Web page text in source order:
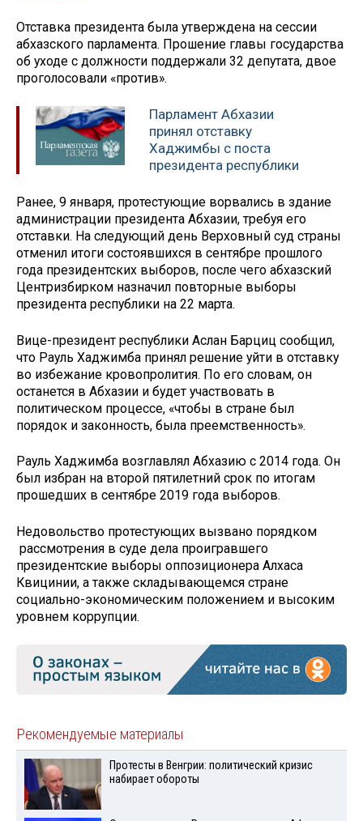
Отставка президента была утверждена на сессии
абхазского парламента. Прошение главы государства
об уходе с должности поддержали 32 депутата, двое
проголосовали «против».
Парламент Абхазии
принял отставку
Хаджимбы с поста
президента республики
Ранее, 9 января, протестующие ворвались в здание
администрации президента Абхазии, требуя его
отставки. На следующий день Верховный суд страны
отменил итоги состоявшихся в сентябре прошлого
года президентских выборов, после чего абхазский
Центризбирком назначил повторные выборы
президента республики на 22 марта.
Вице-президент республики Аслан Барциц сообщил,
что Рауль Хаджимба принял решение уйти в отставку
во избежание кровопролития. По его словам, он
останется в Абхазии и будет участвовать в
политическом процессе, «чтобы в стране был
порядок и законность, была преемственность».
Рауль Хаджимба возглавлял Абхазию с 2014 года. Он
был избран на второй пятилетний срок по итогам
прошедших в сентябре 2019 года выборов.
Недовольство протестующих вызвано порядком
рассмотрения в суде дела проигравшего
президентские выборы оппозиционера Алхаса
Квицинии, а также складывающемся стране
социально-экономическим положением и высоким
уровнем коррупции.
Рекомендуемые материалы
Протесты в Венгрии: политический кризис
набирает обороты